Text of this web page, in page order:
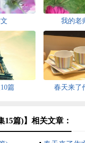
我的老
篇 春天来了
15篇)】相关文章：